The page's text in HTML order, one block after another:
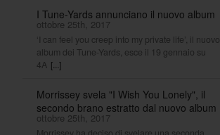
I Tune-Yards annunciano il nuovo album
ottobre 25th, 2017
‘I can feel you creep into my private life’, il nuovo
album dei Tune-Yards, esce il 19 gennaio su
4A [...]
Morrissey svela "I Wish You Lonely", il
secondo brano estratto dal nuovo album
ottobre 25th, 2017